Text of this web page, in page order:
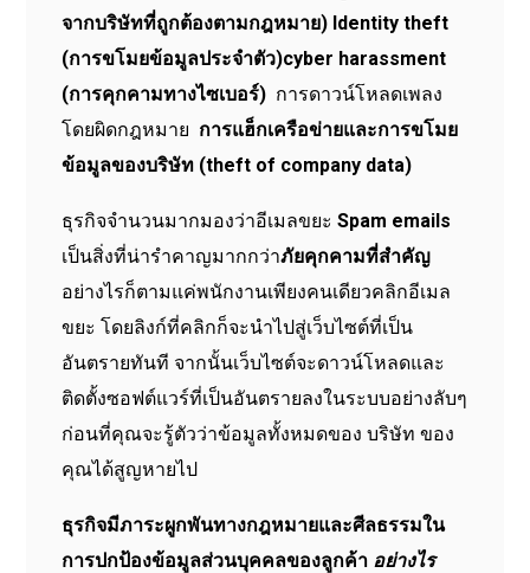
จากบริษัทที่ถูกต้องตามกฎหมาย) Identity theft
(การขโมยข้อมูลประจำตัว)cyber harassment
(การคุกคามทางไซเบอร์) การดาวน์โหลดเพลง
โดยผิดกฎหมาย การแฮ็กเครือข่ายและการขโมย
ข้อมูลของบริษัท (theft of company data)
ธุรกิจจำนวนมากมองว่าอีเมลขยะSpam emails
เป็นสิ่งที่น่ารำคาญมากกว่าภัยคุกคามที่สำคัญ
อย่างไรก็ตามแค่พนักงานเพียงคนเดียวคลิกอีเมล
ขยะ โดยลิงก์ที่คลิกก็จะนำไปสู่เว็บไซต์ที่เป็น
อันตรายทันที จากนั้นเว็บไซต์จะดาวน์โหลดและ
ติดตั้งซอฟต์แวร์ที่เป็นอันตรายลงในระบบอย่างลับๆ
ก่อนที่คุณจะรู้ตัวว่าข้อมูลทั้งหมดของ บริษัท ของ
คุณได้สูญหายไป
ธุรกิจมีภาระผูกพันทางกฎหมายและศีลธรรมใน
การปกป้องข้อมูลส่วนบุคคลของลูกค้า อย่างไร